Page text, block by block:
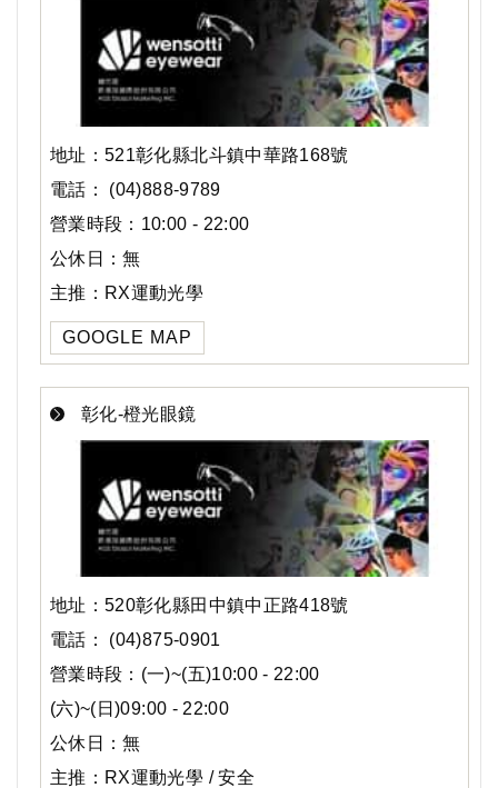
地址：521彰化縣北斗鎮中華路168號
電話： (04)888-9789
營業時段：10:00 - 22:00
公休日：無
主推：RX運動光學
GOOGLE MAP
彰化-橙光眼鏡
地址：520彰化縣田中鎮中正路418號
電話： (04)875-0901
營業時段：(一)~(五)10:00 - 22:00
(六)~(日)09:00 - 22:00
公休日：無
主推：RX運動光學 / 安全